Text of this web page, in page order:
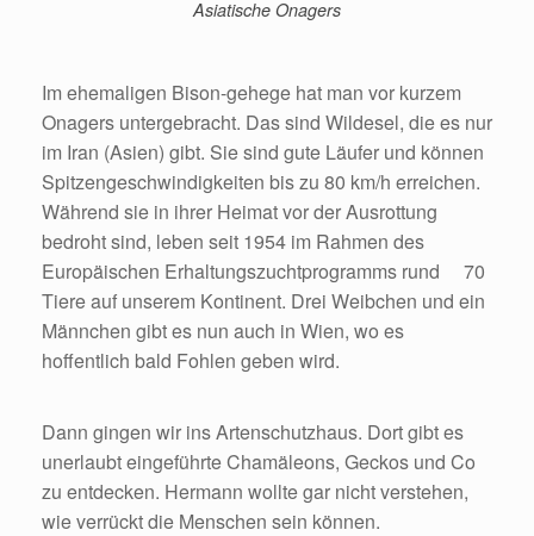
Asiatische Onagers
Im ehemaligen Bison-gehege hat man vor kurzem
Onagers untergebracht. Das sind Wildesel, die es nur
im Iran (Asien) gibt. Sie sind gute Läufer und können
Spitzengeschwindigkeiten bis zu 80 km/h erreichen.
Während sie in ihrer Heimat vor der Ausrottung
bedroht sind, leben seit 1954 im Rahmen des
Europäischen Erhaltungszuchtprogramms rund 70
Tiere auf unserem Kontinent. Drei Weibchen und ein
Männchen gibt es nun auch in Wien, wo es
hoffentlich bald Fohlen geben wird.
Dann gingen wir ins Artenschutzhaus. Dort gibt es
unerlaubt eingeführte Chamäleons, Geckos und Co
zu entdecken. Hermann wollte gar nicht verstehen,
wie verrückt die Menschen sein können.